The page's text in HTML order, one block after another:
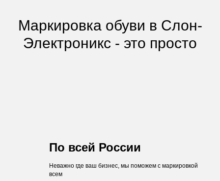
Маркировка обуви в Слон-
Электроникс - это просто
По всей России
Неважно где ваш бизнес, мы поможем с маркировкой
всем